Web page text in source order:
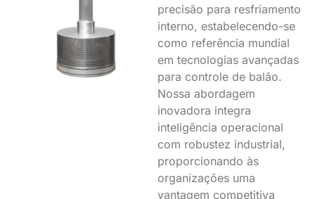
precisão para resfriamento
interno, estabelecendo-se
como referência mundial
em tecnologias avançadas
para controle de balão.
Nossa abordagem
inovadora integra
inteligência operacional
com robustez industrial,
proporcionando às
organizações uma
vantagem competitiva